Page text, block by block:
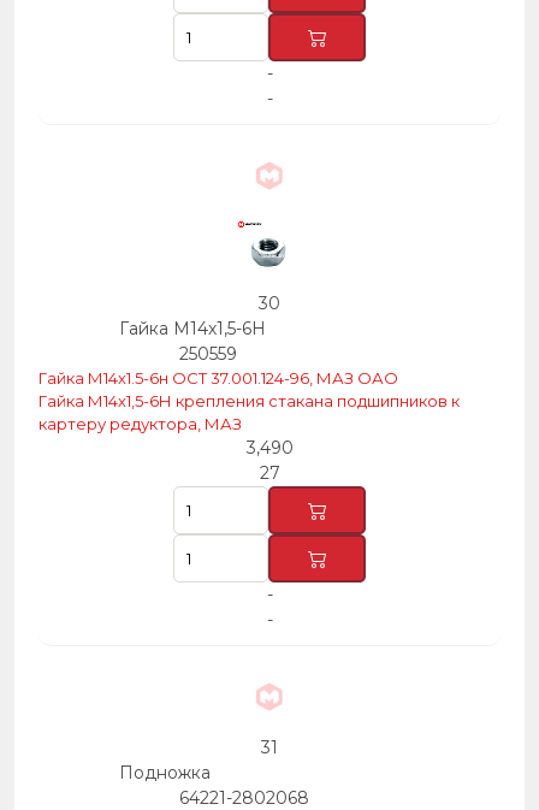
-
-
30
Гайка М14х1,5-6Н
250559
Гайка М14х1.5-6н ОСТ 37.001.124-96, МАЗ ОАО
Гайка М14х1,5-6Н крепления стакана подшипников к
картеру редуктора, МАЗ
3,490
27
-
-
31
Подножка
64221-2802068